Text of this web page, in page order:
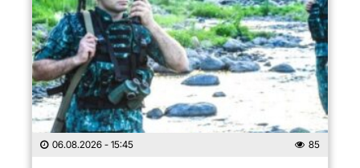
06.08.2026 - 15:45 85